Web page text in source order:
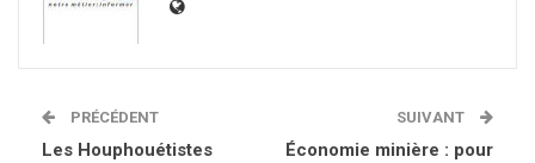
PRÉCÉDENT
Les Houphouétistes
SUIVANT
Économie minière : pour